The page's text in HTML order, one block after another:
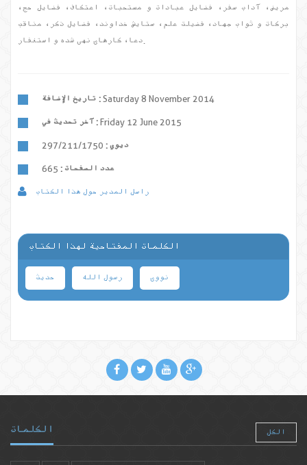
مریض، آداب سفر، فضایل عبادات و مستحبات، اعتکاف، فضایل حج،
برکات و ثواب جهاد، فضیلت علم، ستایش خداوند، فضایل ذکر، مناقب
دعا، کارهای نهی شده و استغفار.
تاريخ الإضافة : Saturday 8 November 2014
آخر تحديث في : Friday 12 June 2015
ديوي : 297/211/1750
عدد الصفحات :
راسل المدير حول هذا الكتاب
الكلمات المفتاحية لهذا الكتاب
حدیث رسول الله نووی
الكلمات الكل